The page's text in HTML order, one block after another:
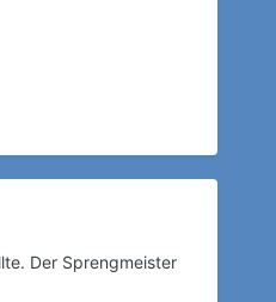
Der Sprengmeister